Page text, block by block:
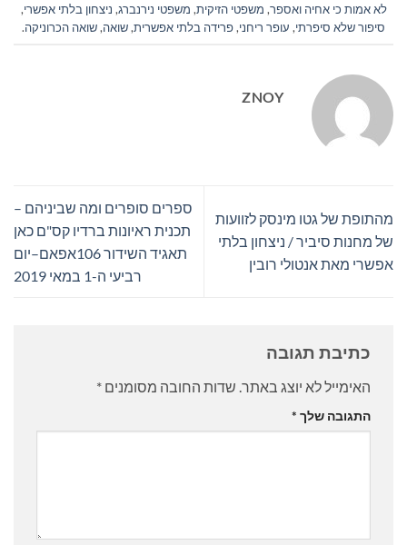
לא אמות כי אחיה ואספר, משפטי הזיקית, משפטי נירנברג, ניצחון בלתי אפשרי,
סיפור שלא סיפרתי, עופר ריחני,פרידה בלתי אפשרית,שואה,שואה הכרוניקה.
ZNOY
מהתופת של גטו מינסק לזוועות
של מחנות סיביר / ניצחון בלתי
אפשרי מאת אנטולי רובין
ספרים סופרים ומה שביניהם –
תכנית ראיונות ברדיו קס"ם כאן
תאגיד השידור 106אפאם–יום
רביעי ה-1 במאי 2019
כתיבת תגובה
האימייל לא יוצג באתר. שדות החובה מסומנים *
התגובה שלך *